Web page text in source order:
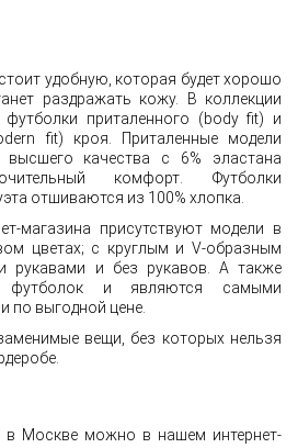
удобную, которая будет хорошо
раздражать кожу. В коллекции
приталенного (body fit) и
fit) кроя. Приталенные модели
качества с 6% эластана
комфорт. Футболки
отшиваются из 100% хлопка.
магазина присутствуют модели в
цветах; с круглым и V-образным
рукавами и без рукавов. А также
футболок и являются самыми
по выгодной цене.
вещи, без которых нельзя
в Москве можно в нашем интернет-